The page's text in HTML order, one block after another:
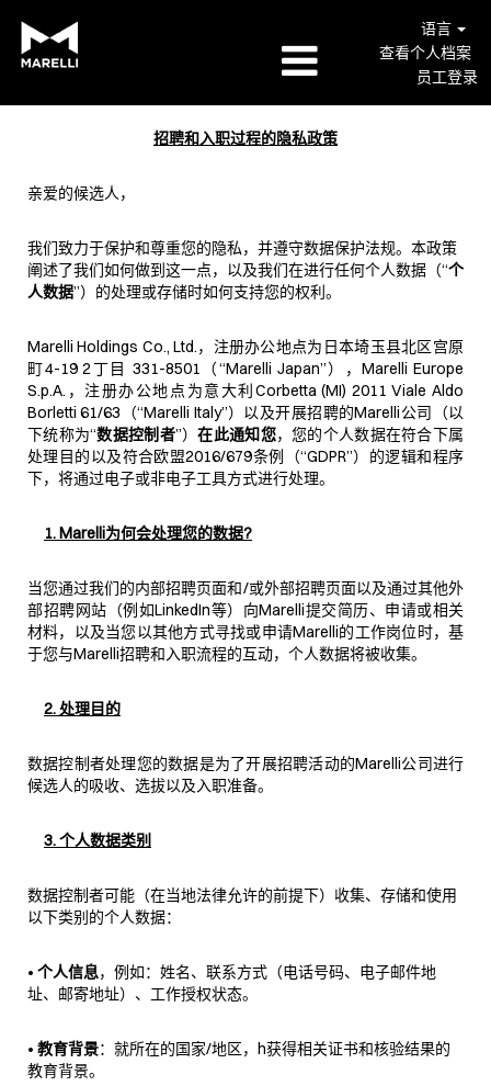
语言
查看个人档案
员工登录
招聘和入职过程的隐私政策
亲爱的候选人，
我们致力于保护和尊重您的隐私，并遵守数据保护法规。本政策
阐述了我们如何做到这一点，以及我们在进行任何个人数据（“个
人数据”）的处理或存储时如何支持您的权利。
Marelli Holdings Co., Ltd.，注册办公地点为日本埼玉县北区宫原
町4-19 2丁目 331-8501（“Marelli Japan”），Marelli Europe
S.p.A.，注册办公地点为意大利Corbetta (MI) 2011 Viale Aldo
Borletti 61/63（“Marelli Italy”）以及开展招聘的Marelli公司（以
下统称为“数据控制者”）在此通知您，您的个人数据在符合下属
处理目的以及符合欧盟2016/679条例（“GDPR”）的逻辑和程序
下，将通过电子或非电子工具方式进行处理。
1. Marelli为何会处理您的数据?
当您通过我们的内部招聘页面和/或外部招聘页面以及通过其他外
部招聘网站（例如LinkedIn等）向Marelli提交简历、申请或相关
材料，以及当您以其他方式寻找或申请Marelli的工作岗位时，基
于您与Marelli招聘和入职流程的互动，个人数据将被收集。
2. 处理目的
数据控制者处理您的数据是为了开展招聘活动的Marelli公司进行
候选人的吸收、选拔以及入职准备。
3. 个人数据类别
数据控制者可能（在当地法律允许的前提下）收集、存储和使用
以下类别的个人数据：
• 个人信息，例如：姓名、联系方式（电话号码、电子邮件地
址、邮寄地址）、工作授权状态。
• 教育背景：就所在的国家/地区，h获得相关证书和核验结果的
教育背景。